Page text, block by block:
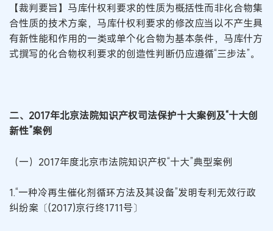
【裁判要旨】马库什权利要求的性质为概括性而非化合物集
合性质的技术方案，马库什权利要求的修改应当以不产生具
有新性能和作用的一类或单个化合物为基本条件，马库什方
式撰写的化合物权利要求的创造性判断仍应遵循“三步法”。
二、2017年北京法院知识产权司法保护十大案例及“十大创
新性”案例
（一）2017年度北京市法院知识产权“十大”典型案例
1.“一种冷再生催化剂循环方法及其设备”发明专利无效行政
纠纷案〔(2017)京行终1711号〕